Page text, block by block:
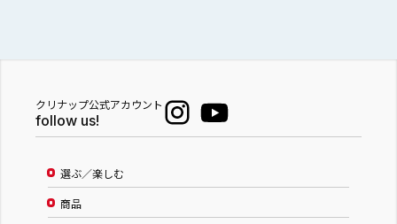
クリナップ公式アカウント
follow us!
選ぶ／楽しむ
商品